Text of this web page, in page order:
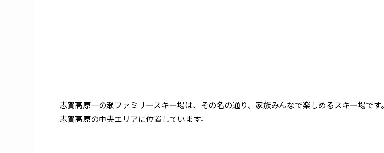
志賀高原一の瀬ファミリースキー場は、その名の通り、家族みんなで楽しめるスキー場です。
志賀高原の中央エリアに位置しています。